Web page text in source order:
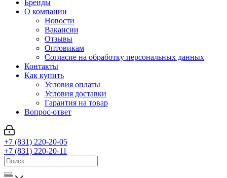
Бренды
О компании
Новости
Вакансии
Отзывы
Оптовикам
Cогласие на обработку персональных данных
Контакты
Как купить
Условия оплаты
Условия доставки
Гарантия на товар
Вопрос-ответ
+7 (831) 220-20-05
+7 (831) 220-20-11